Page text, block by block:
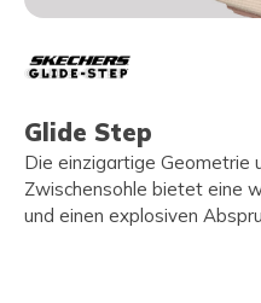
Glide Step
Die einzigartige Geometrie
Zwischensohle bietet eine
und einen explosiven